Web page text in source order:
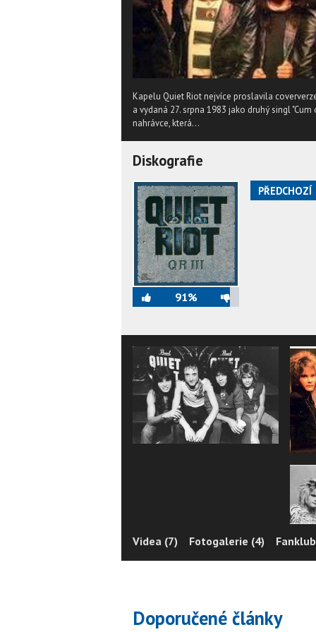
Kapelu Quiet Riot nejvíce proslavila
a vydaná 27. srpna 1983 jako druhý singl
nahrávce, která...
Diskografie
91%
PŘEDCHOZÍ
Videa (7) Fotogalerie (4)
Doporučené články